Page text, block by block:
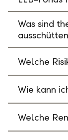
Was sind
Welche
Wie kann
Welche